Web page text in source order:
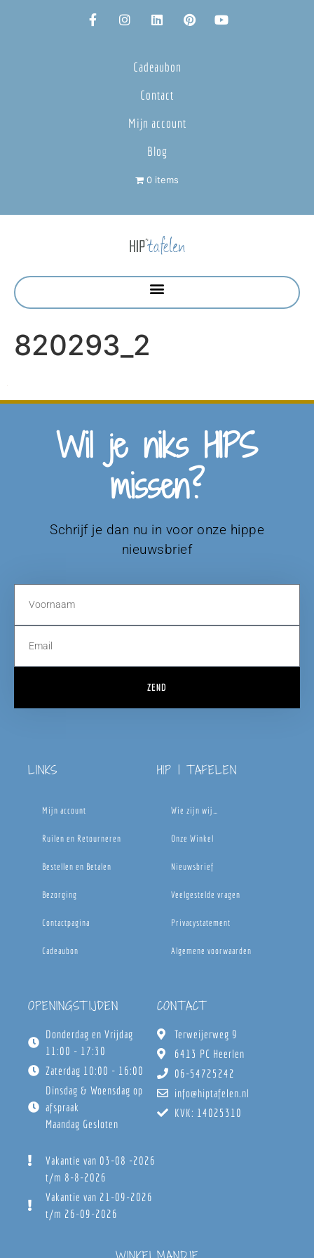
Cadeaubon
Contact
Mijn account
Blog
0 items
820293_2
Wil je niks HIPS
missen?
Schrijf je dan nu in voor onze hippe
nieuwsbrief
ZEND
LINKS
Mijn account
Ruilen en Retourneren
Bestellen en Betalen
Bezorging
Contactpagina
Cadeaubon
HIP | TAFELEN
Wie zijn wij…
Onze Winkel
Nieuwsbrief
Veelgestelde vragen
Privacystatement
Algemene voorwaarden
OPENINGSTIJDEN
Donderdag en Vrijdag
11:00 - 17:30
Zaterdag 10:00 - 16:00
Dinsdag & Woensdag op
afspraak
Maandag Gesloten
Vakantie van 03-08 -2026
t/m 8-8-2026
Vakantie van 21-09-2026
t/m 26-09-2026
CONTACT
Terweijerweg 9
6413 PC Heerlen
06-54725242
info@hiptafelen.nl
KVK: 14025310